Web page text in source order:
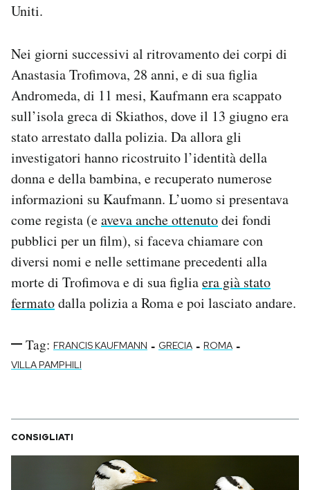
Uniti.
Nei giorni successivi al ritrovamento dei corpi di
Anastasia Trofimova, 28 anni, e di sua figlia
Andromeda, di 11 mesi, Kaufmann era scappato
sull’isola greca di Skiathos, dove il 13 giugno era
stato arrestato dalla polizia. Da allora gli
investigatori hanno ricostruito l’identità della
donna e della bambina, e recuperato numerose
informazioni su Kaufmann. L’uomo si presentava
come regista (eaveva anche ottenutodei fondi
pubblici per un film), si faceva chiamare con
diversi nomi e nelle settimane precedenti alla
morte di Trofimova e di sua figliaera già stato
fermatodalla polizia a Roma e poi lasciato andare.
Tag: FRANCIS KAUFMANN - GRECIA - ROMA -
VILLA PAMPHILI
CONSIGLIATI